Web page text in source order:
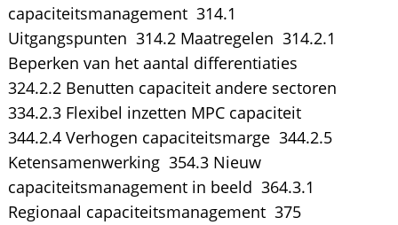
capaciteitsmanagement  314.1
Uitgangspunten  314.2 Maatregelen  314.2.1
Beperken van het aantal differentiaties 
324.2.2 Benutten capaciteit andere sectoren 
334.2.3 Flexibel inzetten MPC capaciteit 
344.2.4 Verhogen capaciteitsmarge  344.2.5
Ketensamenwerking  354.3 Nieuw
capaciteitsmanagement in beeld  364.3.1
Regionaal capaciteitsmanagement  375